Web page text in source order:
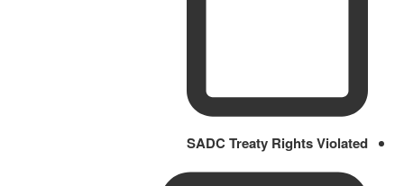
SADC Treaty Rights Violated